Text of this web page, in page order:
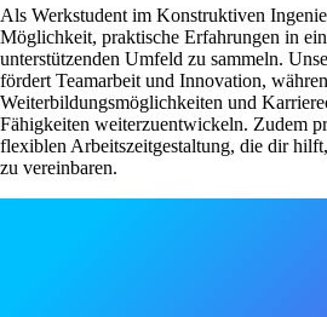
Als Werkstudent im Konstruktiven
Möglichkeit, praktische Erfahrungen in
unterstützenden Umfeld zu sammeln.
fördert Teamarbeit und Innovation,
Weiterbildungsmöglichkeiten und
Fähigkeiten weiterzuentwickeln. Zudem
flexiblen Arbeitszeitgestaltung, die dir
zu vereinbaren.